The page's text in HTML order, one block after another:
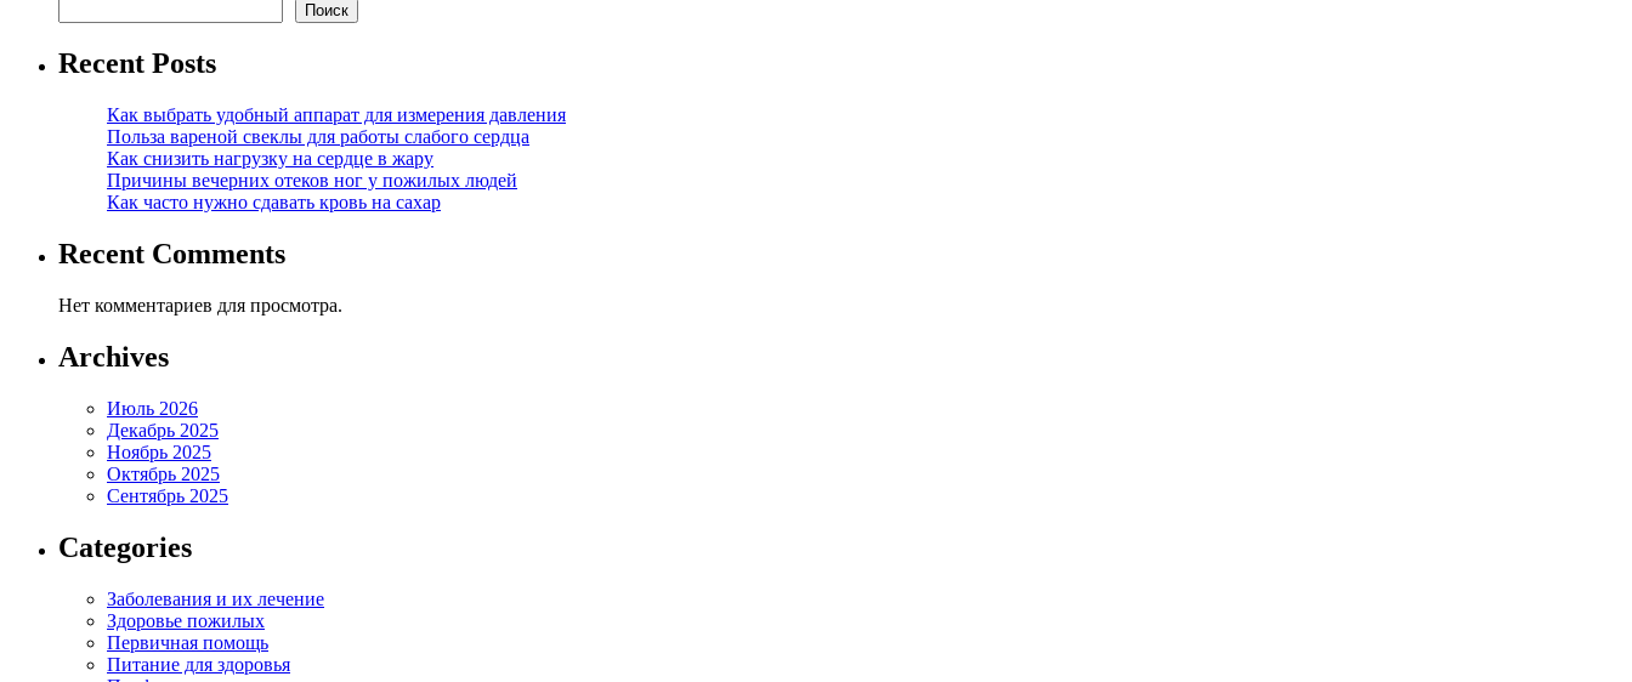
Поиск
Recent Posts
Как выбрать удобный аппарат для измерения давления
Польза вареной свеклы для работы слабого сердца
Как снизить нагрузку на сердце в жару
Причины вечерних отеков ног у пожилых людей
Как часто нужно сдавать кровь на сахар
Recent Comments
Нет комментариев для просмотра.
Archives
Июль 2026
Декабрь 2025
Ноябрь 2025
Октябрь 2025
Сентябрь 2025
Categories
Заболевания и их лечение
Здоровье пожилых
Первичная помощь
Питание для здоровья